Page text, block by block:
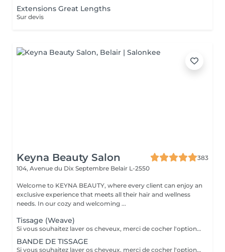
Extensions Great Lengths
Sur devis
Keyna Beauty Salon
383
104, Avenue du Dix Septembre Belair L-2550
Welcome to KEYNA BEAUTY, where every client can enjoy an
exclusive experience that meets all their hair and wellness
needs. In our cozy and welcoming ...
Tissage (Weave)
Si vous souhaitez laver os cheveux, merci de cocher l'option correspondante dans les prestations et combiner avec la coiffure selon ce qui est disponible. merci de contacter le salon pour vérifier la disponibilité des cheveux. Important: cheveux sans tresse ni noeuds à l'arrivée; tout noeuds ou tressage entraîne l'annulation et 50% de la prestation est retenu. Toute arrivée retardée de 15-30 minutes ou plus entraînera l'annulation automatique du rendez-vous.
BANDE DE TISSAGE
Si vous souhaitez laver os cheveux, merci de cocher l'option correspondante dans les prestations et combiner avec la coiffure selon ce qui est disponible. merci de contacter le salon pour vérifier la disponibilité des cheveux. Important: cheveux sans tresse ni noeuds à l'arrivée; tout noeuds ou tressage entraîne l'annulation et 50% de la prestation est retenu. Toute arrivée retardée de 15-30 minutes ou plus entraînera l'annulation automatique du rendez-vous.